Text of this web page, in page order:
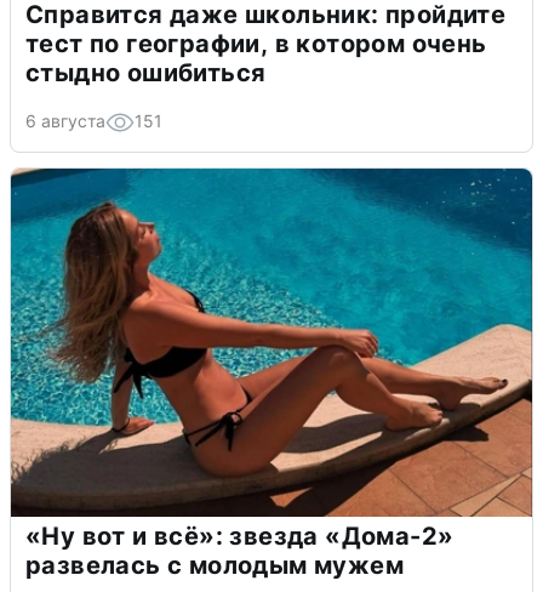
Справится даже школьник: пройдите
тест по географии, в котором очень
стыдно ошибиться
6 августа 151
«Ну вот и всё»: звезда «Дома-2»
развелась с молодым мужем